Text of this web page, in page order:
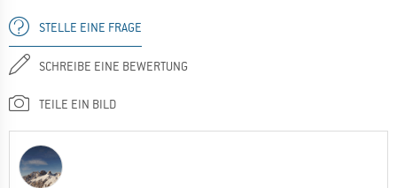
STELLE EINE FRAGE
SCHREIBE EINE BEWERTUNG
TEILE EIN BILD